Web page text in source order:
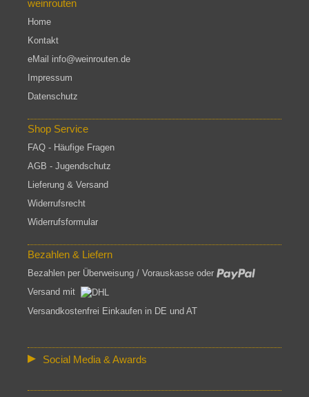
weinrouten
Home
Kontakt
eMail info@weinrouten.de
Impressum
Datenschutz
Shop Service
FAQ - Häufige Fragen
AGB - Jugendschutz
Lieferung & Versand
Widerrufsrecht
Widerrufsformular
Bezahlen & Liefern
Bezahlen per Überweisung / Vorauskasse oder
Versand mit
Versandkostenfrei Einkaufen in DE und AT
Social Media & Awards